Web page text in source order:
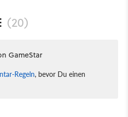
(20)
GameStar
Regeln, bevor Du einen